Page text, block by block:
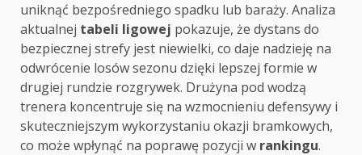
uniknąć bezpośredniego spadku lub baraży. Analiza
aktualnej tabeli ligowej pokazuje, że dystans do
bezpiecznej strefy jest niewielki, co daje nadzieję na
odwrócenie losów sezonu dzięki lepszej formie w
drugiej rundzie rozgrywek. Drużyna pod wodzą
trenera koncentruje się na wzmocnieniu defensywy i
skuteczniejszym wykorzystaniu okazji bramkowych,
co może wpłynąć na poprawę pozycji w rankingu.